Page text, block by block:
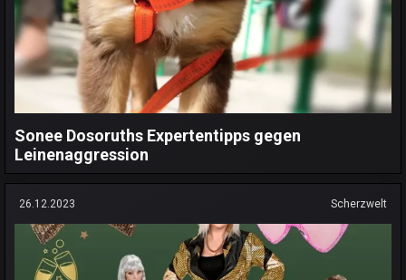
Sonee Dosoruths Expertentipps gegen
Leinenaggression
26.12.2023 Scherzwelt